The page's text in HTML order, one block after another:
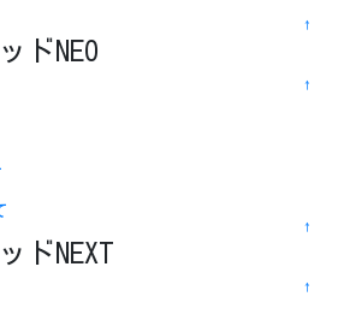
↑
ドNEO
↑
↑
ドNEXT
↑